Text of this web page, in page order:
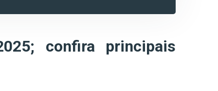
confira principais